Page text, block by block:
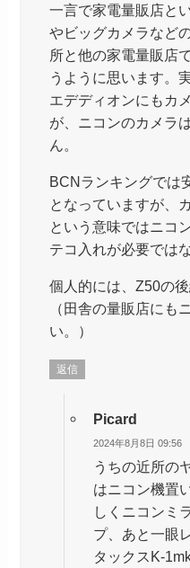
一言で家電量販店と
やビッグカメラなど
所と他の家電量販店
うように思います。
エデディオンにもカ
が、ニコンのカメラ
ん。
BCNランキングでは
となっていますが、
という意味ではニコ
テコ入れが必要では
個人的には、Z50の
（田舎の量販店にも
い。）
返信
Picard
2024年8月8日 09:56
うちの近所の
はニコン機置
しくニコンミ
プ、あと一眼
タックスK-